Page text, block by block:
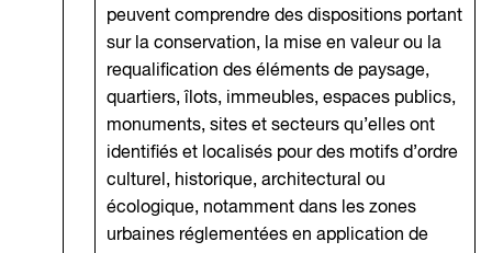
peuvent comprendre des dispositions portant
sur la conservation, la mise en valeur ou la
requalification des éléments de paysage,
quartiers, îlots, immeubles, espaces publics,
monuments, sites et secteurs qu’elles ont
identifiés et localisés pour des motifs d’ordre
culturel, historique, architectural ou
écologique, notamment dans les zones
urbaines réglementées en application de